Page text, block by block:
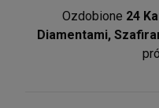
Ozdobione 24
Diamentami,